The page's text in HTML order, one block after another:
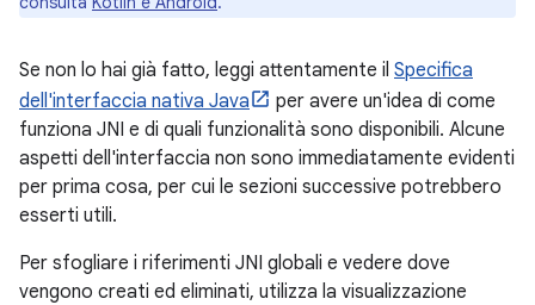
Se non lo hai già fatto, leggi attentamente il Specifica
dell'interfaccia nativa Java
per avere un'idea di come
funziona JNI e di quali funzionalità sono disponibili. Alcune
aspetti dell'interfaccia non sono immediatamente evidenti
per prima cosa, per cui le sezioni successive potrebbero
esserti utili.
Per sfogliare i riferimenti JNI globali e vedere dove
vengono creati ed eliminati, utilizza la visualizzazione